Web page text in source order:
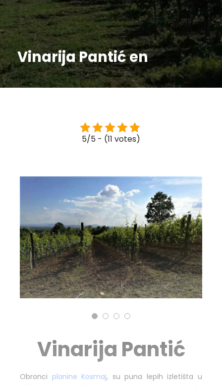
Vinarija Pantić en
5/5 - (11 votes)
Vinarija Pantić
Obronci planine Kosmaj, su puna lepih izletišta u